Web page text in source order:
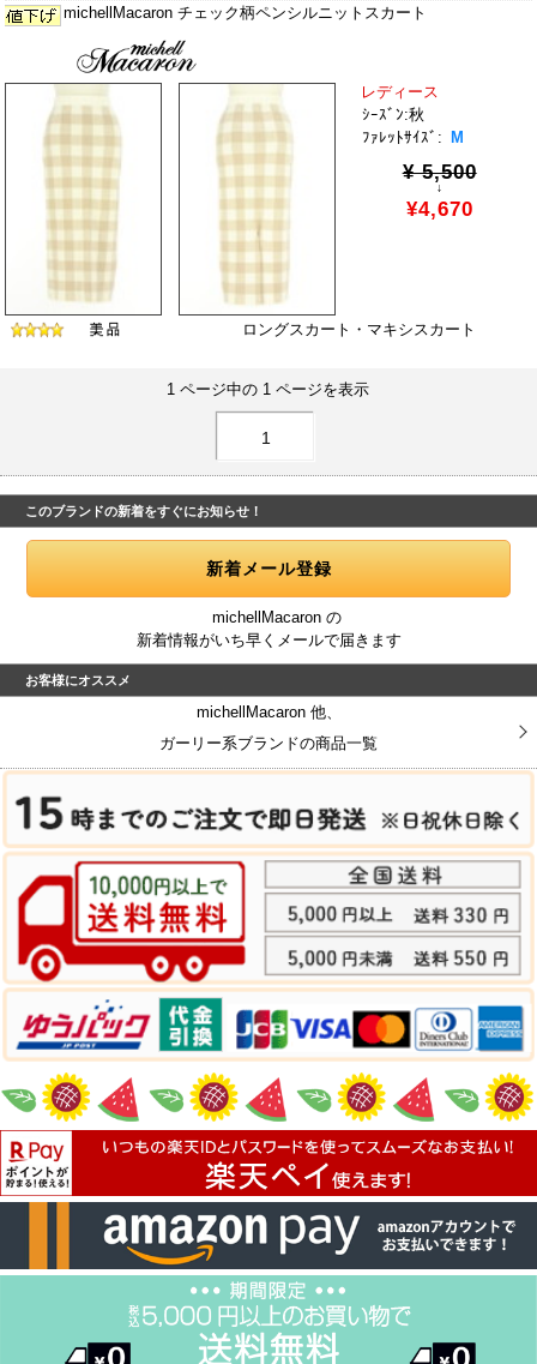
michellMacaron チェック柄ペンシルニットスカート
レディース
ｼｰｽﾞﾝ:秋
ﾌｧﾚｯﾄｻｲｽﾞ:
M
¥ 5,500
↓
¥4,670
ロングスカート・マキシスカート
1 ページ中の 1 ページを表示
1
このブランドの新着をすぐにお知らせ！
michellMacaron の
新着情報がいち早くメールで届きます
お客様にオススメ
michellMacaron 他、
ガーリー系ブランドの商品一覧